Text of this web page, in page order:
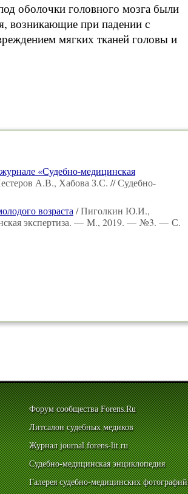
оболочки головного мозга были
возникающие при падении с
мягких тканей головы и
«Судебно-медицинская
А.В., Хабова З.С. // Судебно-
возраста / Пиголкин Ю.И.,
экспертиза. — М., 2019. — №3. — С.
Форум сообщества Forens.Ru
Литсалон судебных медиков
Журнал journal.forens-lit.ru
Судебно-медицинская энциклопедия
Галерея судебно-медицинских фотографий